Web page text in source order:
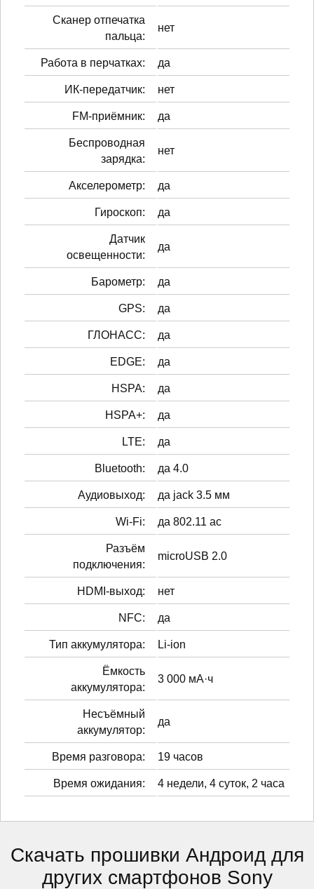
Сканер отпечатка
пальца:
нет
Работа в перчатках: да
ИК-передатчик: нет
FM-приёмник: да
Беспроводная
зарядка:
нет
Акселерометр: да
Гироскоп: да
Датчик
освещенности:
да
Барометр: да
GPS: да
ГЛОНАСС: да
EDGE: да
HSPA: да
HSPA+: да
LTE: да
Bluetooth: да 4.0
Аудиовыход: да jack 3.5 мм
Wi-Fi: да 802.11 ac
Разъём
подключения:
microUSB 2.0
HDMI-выход: нет
NFC: да
Тип аккумулятора: Li-ion
Ёмкость
аккумулятора:
3 000 мА·ч
Несъёмный
аккумулятор:
да
Время разговора: 19 часов
Время ожидания: 4 недели, 4 суток, 2 часа
Скачать прошивки Андроид для
других смартфонов Sony